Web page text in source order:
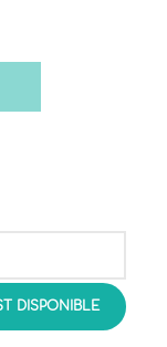
DISPONIBLE